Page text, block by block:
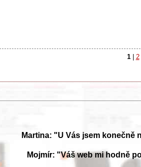
1 | 2
Martina: "U Vás jsem
Mojmír: "Váš web mi hodně